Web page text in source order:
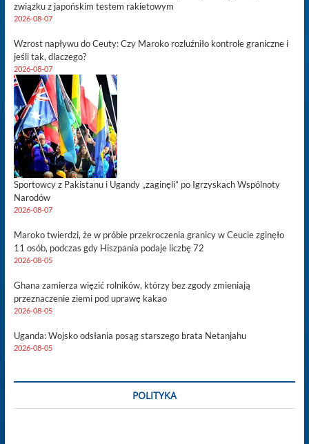
związku z japońskim testem rakietowym
2026-08-07
Wzrost napływu do Ceuty: Czy Maroko rozluźniło kontrole graniczne i
jeśli tak, dlaczego?
2026-08-07
Sportowcy z Pakistanu i Ugandy „zaginęli” po Igrzyskach Wspólnoty
Narodów
2026-08-07
Maroko twierdzi, że w próbie przekroczenia granicy w Ceucie zginęło
11 osób, podczas gdy Hiszpania podaje liczbę 72
2026-08-05
Ghana zamierza więzić rolników, którzy bez zgody zmieniają
przeznaczenie ziemi pod uprawę kakao
2026-08-05
Uganda: Wojsko odsłania posąg starszego brata Netanjahu
2026-08-05
POLITYKA